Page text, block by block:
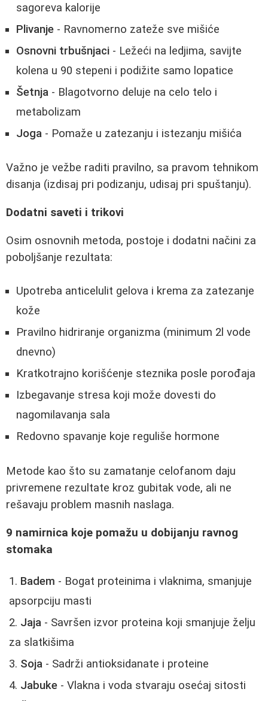
sagoreva kalorije
Plivanje - Ravnomerno zateže sve mišiće
Osnovni trbušnjaci - Ležeći na ledjima, savijte
kolena u 90 stepeni i podižite samo lopatice
Šetnja - Blagotvorno deluje na celo telo i
metabolizam
Joga - Pomaže u zatezanju i istezanju mišića
Važno je vežbe raditi pravilno, sa pravom tehnikom
disanja (izdisaj pri podizanju, udisaj pri spuštanju).
Dodatni saveti i trikovi
Osim osnovnih metoda, postoje i dodatni načini za
poboljšanje rezultata:
Upotreba anticelulit gelova i krema za zatezanje
kože
Pravilno hidriranje organizma (minimum 2l vode
dnevno)
Kratkotrajno korišćenje steznika posle porođaja
Izbegavanje stresa koji može dovesti do
nagomilavanja sala
Redovno spavanje koje reguliše hormone
Metode kao što su zamatanje celofanom daju
privremene rezultate kroz gubitak vode, ali ne
rešavaju problem masnih naslaga.
9 namirnica koje pomažu u dobijanju ravnog
stomaka
Badem - Bogat proteinima i vlaknima, smanjuje
apsorpciju masti
Jaja - Savršen izvor proteina koji smanjuje želju
za slatkišima
Soja - Sadrži antioksidanate i proteine
Jabuke - Vlakna i voda stvaraju osećaj sitosti